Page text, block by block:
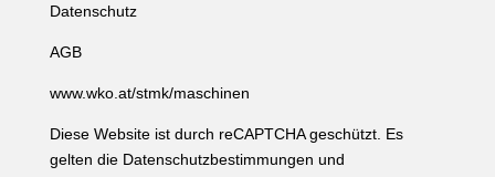
Datenschutz
AGB
www.wko.at/stmk/maschinen
Diese Website ist durch reCAPTCHA geschützt. Es
gelten die Datenschutzbestimmungen und